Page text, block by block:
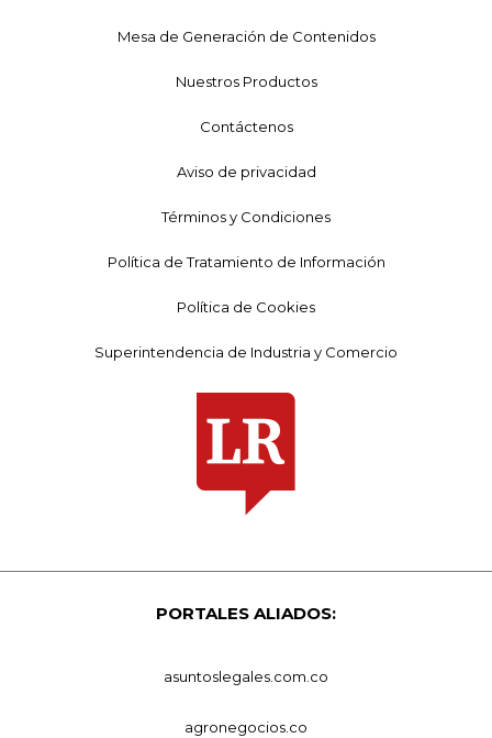
Mesa de Generación de Contenidos
Nuestros Productos
Contáctenos
Aviso de privacidad
Términos y Condiciones
Política de Tratamiento de Información
Política de Cookies
Superintendencia de Industria y Comercio
PORTALES ALIADOS:
asuntoslegales.com.co
agronegocios.co